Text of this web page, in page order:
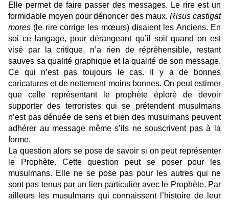
Elle permet de faire passer des messages. Le rire est un
formidable moyen pour dénoncer des maux. Risus castigat
mores (le rire corrige les mœurs) disaient les Anciens. En
soi ce langage, pour dérangeant qu’il soit quand on est
visé par la critique, n’a rien de répréhensible, restant
sauves sa qualité graphique et la qualité de son message.
Ce qui n’est pas toujours le cas. Il y a de bonnes
caricatures et de nettement moins bonnes. On peut estimer
que celle représentant le prophète éploré de devoir
supporter des terroristes qui se prétendent musulmans
n’est pas dénuée de sens et bien des musulmans peuvent
adhérer au message même s’ils ne souscrivent pas à la
forme.
La question alors se pose de savoir si on peut représenter
le Prophète. Cette question peut se poser pour les
musulmans. Elle ne se pose pas pour les autres qui ne
sont pas tenus par un lien particulier avec le Prophète. Par
ailleurs les musulmans qui connaissent l’histoire de leur